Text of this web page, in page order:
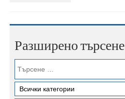
Разширено търсене